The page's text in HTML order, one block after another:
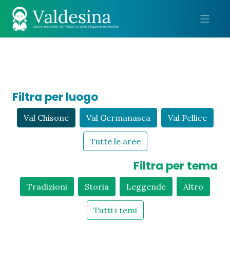
Filtra per luogo
Val Chisone Val Germanasca Val Pellice
Tutte le aree
Filtra per tema
Tradizioni Storia Leggende Altro
Tutti i temi